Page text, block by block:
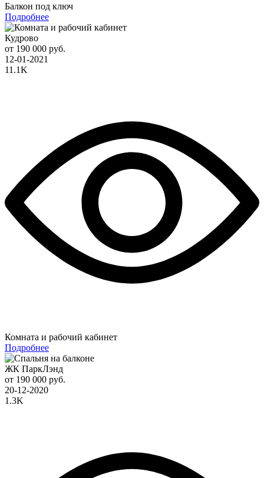
Балкон под ключ
Подробнее
Кудрово
от 190 000 руб.
12-01-2021
11.1K
Комната и рабочий кабинет
Подробнее
ЖК ПаркЛэнд
от 190 000 руб.
20-12-2020
1.3K